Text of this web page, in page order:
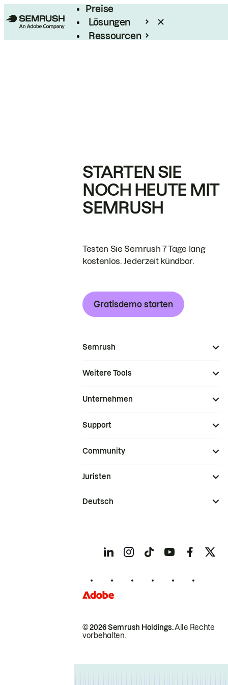
Preise
Lösungen
Ressourcen
STARTEN SIE
NOCH HEUTE MIT
SEMRUSH
Testen Sie Semrush 7 Tage lang
kostenlos. Jederzeit kündbar.
Gratisdemo starten
Semrush
Weitere Tools
Unternehmen
Support
Community
© 2026 Semrush Holdings.Alle Rechte
vorbehalten.
Juristen
Deutsch